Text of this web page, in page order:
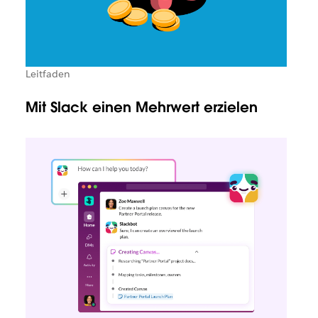
Leitfaden
Mit Slack einen Mehrwert erzielen